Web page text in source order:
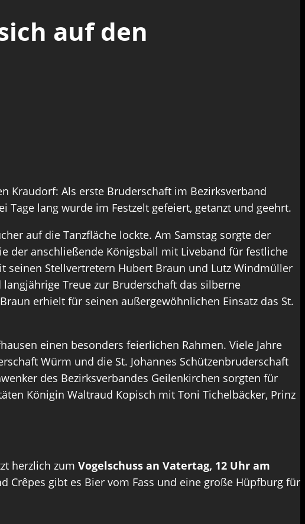
auf den
Kraudorf: Als erste Bruderschaft im Bezirksverband
lang wurde im Festzelt gefeiert, getanzt und geehrt.
auf die Tanzfläche lockte. Am Samstag sorgte der
der anschließende Königsball mit Liveband für festliche
seinen Stellvertretern Hubert Braun und Lutz Windmüller
Treue zur Bruderschaft das silberne
erhielt für seinen außergewöhnlichen Einsatz das St.
einen besonders feierlichen Rahmen. Viele Jahre
Würm und die St. Johannes Schützenbruderschaft
des Bezirksverbandes Geilenkirchen sorgten für
Königin Waltraud Kopisch mit Toni Tichelbäcker, Prinz
herzlich zum Vogelschuss an Vatertag, 12 Uhr am
Crêpes gibt es Bier vom Fass und eine große Hüpfburg für